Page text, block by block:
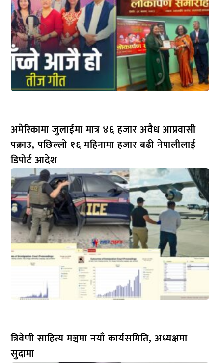
अमेरिकामा जुलाईमा मात्र ४६ हजार अवैध आप्रवासी
पक्राउ, पछिल्लो १६ महिनामा हजार बढी नेपालीलाई
डिपोर्ट आदेश
त्रिवेणी साहित्य मञ्चमा नयाँ कार्यसमिति, अध्यक्षमा
सुदामा